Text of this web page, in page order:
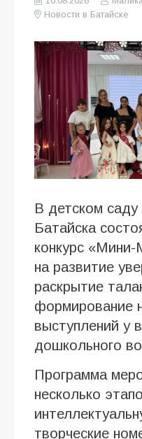
Новости в Батайске
В детском
Батайска
конкурс
на развитие
раскрытие
формирование
выступлений у
дошкольного
Программа
несколько
творческие